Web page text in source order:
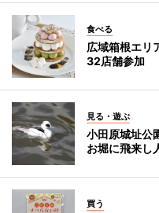
食べる
広域箱根エリ
32店舗参加
見る・遊ぶ
小田原城址公
お堀に飛来し
買う